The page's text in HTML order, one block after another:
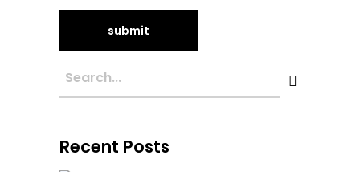
Recent Posts